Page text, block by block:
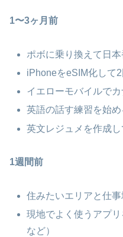
1〜3ヶ月前
ポボに乗り換えて日
iPhoneをeSIM化して
イエローモバイルで
英語の話す練習を始め
英文レジュメを作成し
1週間前
住みたいエリアと仕
現地でよく使うアプ
など）